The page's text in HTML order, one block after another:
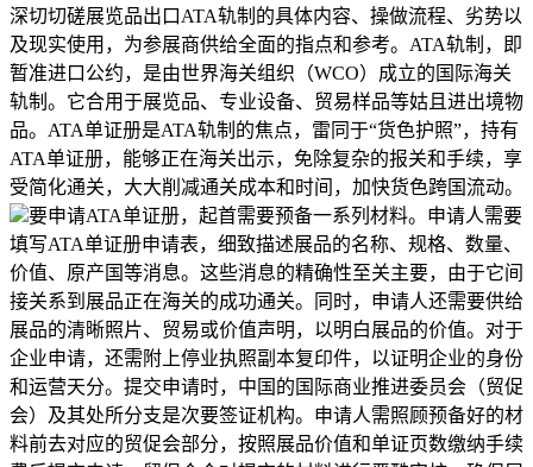
深切切磋展览品出口ATA轨制的具体内容、操做流程、劣势以
及现实使用，为参展商供给全面的指点和参考。ATA轨制，即
暂准进口公约，是由世界海关组织（WCO）成立的国际海关
轨制。它合用于展览品、专业设备、贸易样品等姑且进出境物
品。ATA单证册是ATA轨制的焦点，雷同于“货色护照”，持有
ATA单证册，能够正在海关出示，免除复杂的报关和手续，享
受简化通关，大大削减通关成本和时间，加快货色跨国流动。
要申请ATA单证册，起首需要预备一系列材料。申请人需要
填写ATA单证册申请表，细致描述展品的名称、规格、数量、
价值、原产国等消息。这些消息的精确性至关主要，由于它间
接关系到展品正在海关的成功通关。同时，申请人还需要供给
展品的清晰照片、贸易或价值声明，以明白展品的价值。对于
企业申请，还需附上停业执照副本复印件，以证明企业的身份
和运营天分。提交申请时，中国的国际商业推进委员会（贸促
会）及其处所分支是次要签证机构。申请人需照顾预备好的材
料前去对应的贸促会部分，按照展品价值和单证页数缴纳手续